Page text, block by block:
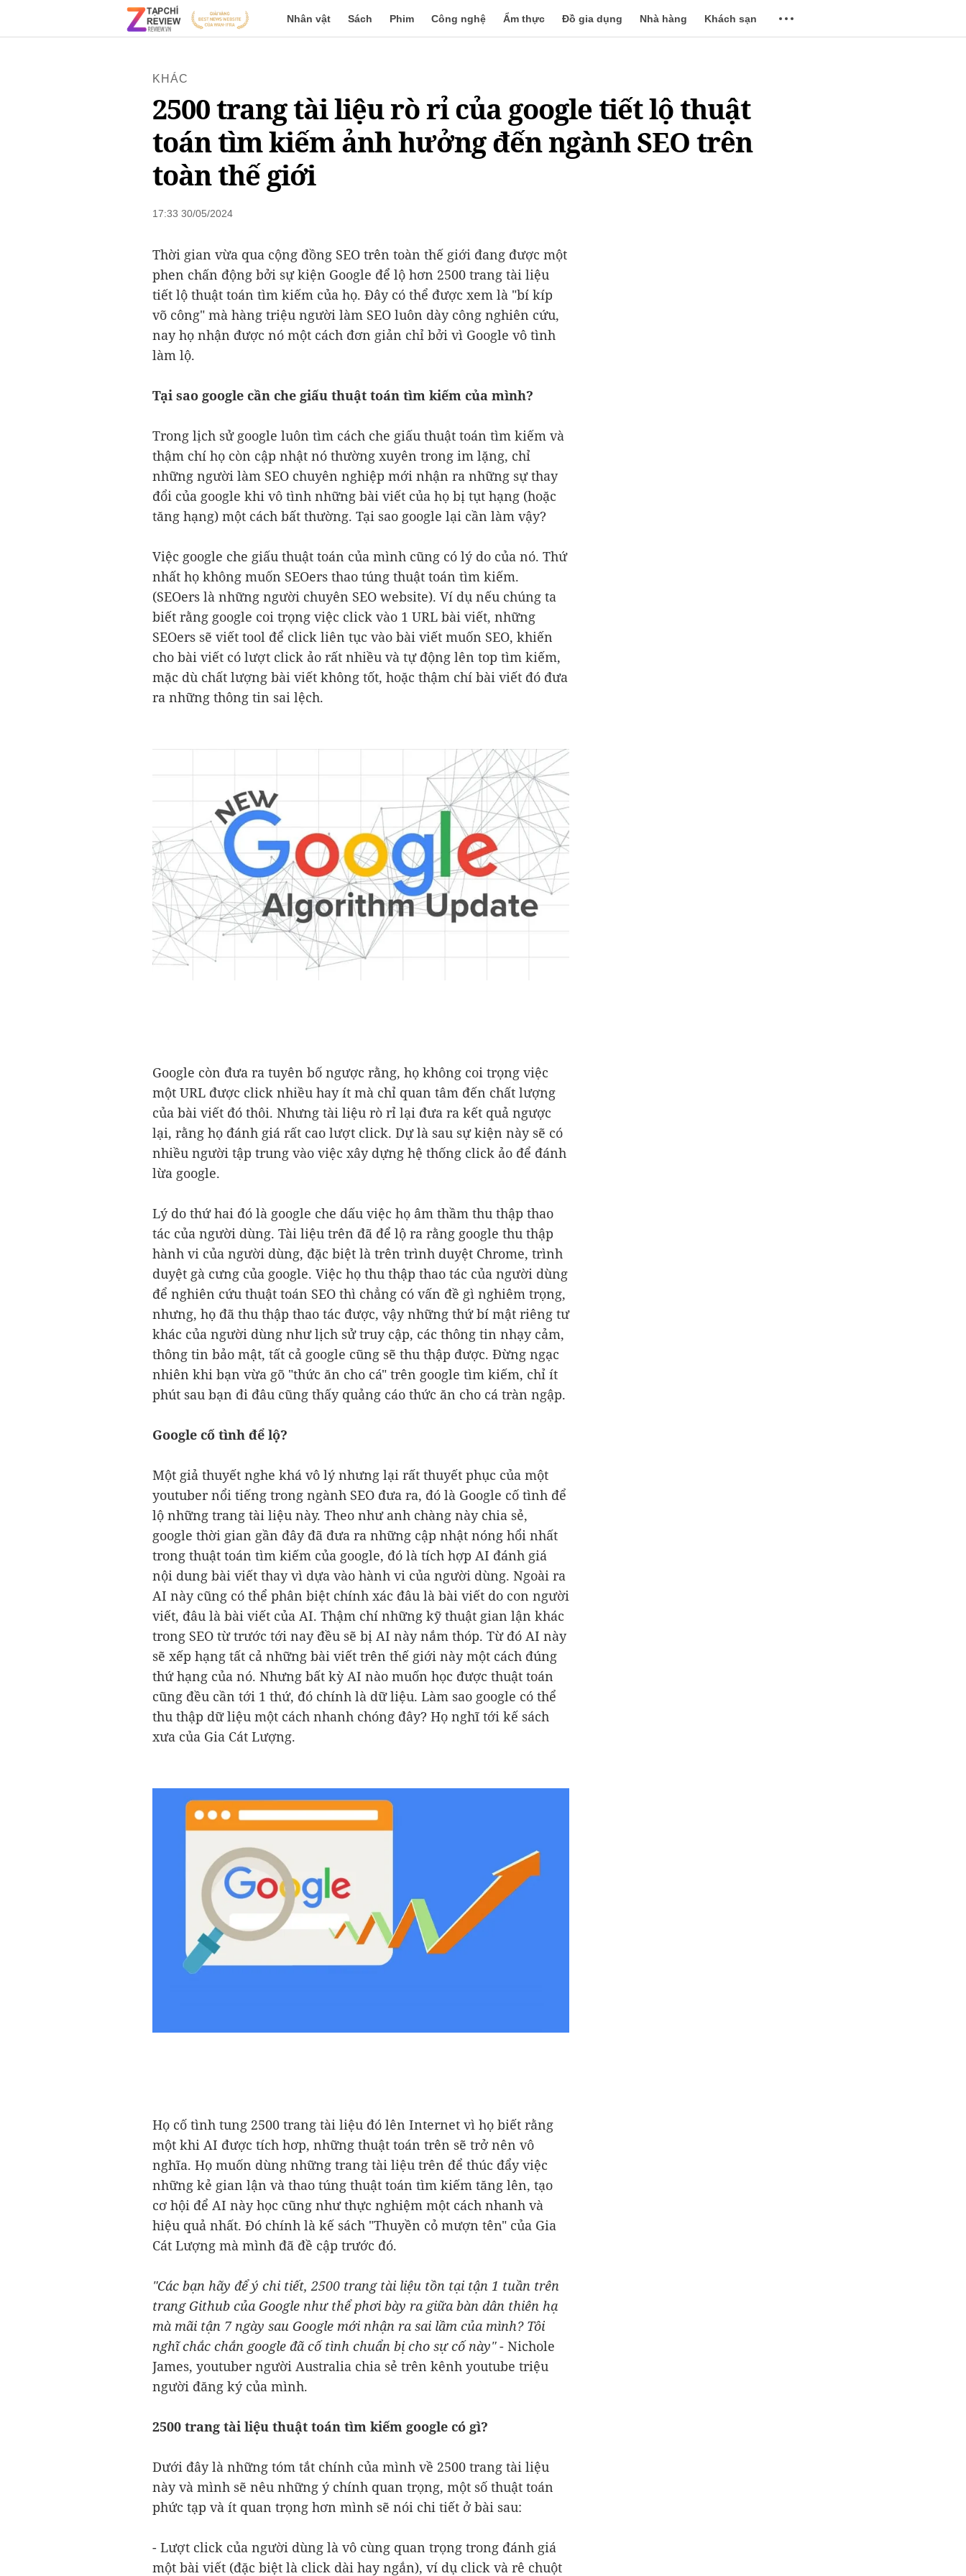
Nhân vật Sách Phim Công nghệ Ẩm thực Đồ gia dụng Nhà hàng Khách sạn
KHÁC
2500 trang tài liệu rò rỉ của google tiết lộ thuật
toán tìm kiếm ảnh hưởng đến ngành SEO trên
toàn thế giới
17:33 30/05/2024
Thời gian vừa qua cộng đồng SEO trên toàn thế giới đang được một
phen chấn động bởi sự kiện Google để lộ hơn 2500 trang tài liệu
tiết lộ thuật toán tìm kiếm của họ. Đây có thể được xem là "bí kíp
võ công" mà hàng triệu người làm SEO luôn dày công nghiên cứu,
nay họ nhận được nó một cách đơn giản chỉ bởi vì Google vô tình
làm lộ.
Tại sao google cần che giấu thuật toán tìm kiếm của mình?
Trong lịch sử google luôn tìm cách che giấu thuật toán tìm kiếm và
thậm chí họ còn cập nhật nó thường xuyên trong im lặng, chỉ
những người làm SEO chuyên nghiệp mới nhận ra những sự thay
đổi của google khi vô tình những bài viết của họ bị tụt hạng (hoặc
tăng hạng) một cách bất thường. Tại sao google lại cần làm vậy?
Việc google che giấu thuật toán của mình cũng có lý do của nó. Thứ
nhất họ không muốn SEOers thao túng thuật toán tìm kiếm.
(SEOers là những người chuyên SEO website). Ví dụ nếu chúng ta
biết rằng google coi trọng việc click vào 1 URL bài viết, những
SEOers sẽ viết tool để click liên tục vào bài viết muốn SEO, khiến
cho bài viết có lượt click ảo rất nhiều và tự động lên top tìm kiếm,
mặc dù chất lượng bài viết không tốt, hoặc thậm chí bài viết đó đưa
ra những thông tin sai lệch.
Google còn đưa ra tuyên bố ngược rằng, họ không coi trọng việc
một URL được click nhiều hay ít mà chỉ quan tâm đến chất lượng
của bài viết đó thôi. Nhưng tài liệu rò rỉ lại đưa ra kết quả ngược
lại, rằng họ đánh giá rất cao lượt click. Dự là sau sự kiện này sẽ có
nhiều người tập trung vào việc xây dựng hệ thống click ảo để đánh
lừa google.
Lý do thứ hai đó là google che dấu việc họ âm thầm thu thập thao
tác của người dùng. Tài liệu trên đã để lộ ra rằng google thu thập
hành vi của người dùng, đặc biệt là trên trình duyệt Chrome, trình
duyệt gà cưng của google. Việc họ thu thập thao tác của người dùng
để nghiên cứu thuật toán SEO thì chẳng có vấn đề gì nghiêm trọng,
nhưng, họ đã thu thập thao tác được, vậy những thứ bí mật riêng tư
khác của người dùng như lịch sử truy cập, các thông tin nhạy cảm,
thông tin bảo mật, tất cả google cũng sẽ thu thập được. Đừng ngạc
nhiên khi bạn vừa gõ "thức ăn cho cá" trên google tìm kiếm, chỉ ít
phút sau bạn đi đâu cũng thấy quảng cáo thức ăn cho cá tràn ngập.
Google cố tình để lộ?
Một giả thuyết nghe khá vô lý nhưng lại rất thuyết phục của một
youtuber nổi tiếng trong ngành SEO đưa ra, đó là Google cố tình để
lộ những trang tài liệu này. Theo như anh chàng này chia sẻ,
google thời gian gần đây đã đưa ra những cập nhật nóng hổi nhất
trong thuật toán tìm kiếm của google, đó là tích hợp AI đánh giá
nội dung bài viết thay vì dựa vào hành vi của người dùng. Ngoài ra
AI này cũng có thể phân biệt chính xác đâu là bài viết do con người
viết, đâu là bài viết của AI. Thậm chí những kỹ thuật gian lận khác
trong SEO từ trước tới nay đều sẽ bị AI này nắm thóp. Từ đó AI này
sẽ xếp hạng tất cả những bài viết trên thế giới này một cách đúng
thứ hạng của nó. Nhưng bất kỳ AI nào muốn học được thuật toán
cũng đều cần tới 1 thứ, đó chính là dữ liệu. Làm sao google có thể
thu thập dữ liệu một cách nhanh chóng đây? Họ nghĩ tới kế sách
xưa của Gia Cát Lượng.
Họ cố tình tung 2500 trang tài liệu đó lên Internet vì họ biết rằng
một khi AI được tích hơp, những thuật toán trên sẽ trở nên vô
nghĩa. Họ muốn dùng những trang tài liệu trên để thúc đẩy việc
những kẻ gian lận và thao túng thuật toán tìm kiếm tăng lên, tạo
cơ hội để AI này học cũng như thực nghiệm một cách nhanh và
hiệu quả nhất. Đó chính là kế sách "Thuyền cỏ mượn tên" của Gia
Cát Lượng mà mình đã đề cập trước đó.
"Các bạn hãy để ý chi tiết, 2500 trang tài liệu tồn tại tận 1 tuần trên
trang Github của Google như thể phơi bày ra giữa bàn dân thiên hạ
mà mãi tận 7 ngày sau Google mới nhận ra sai lầm của mình? Tôi
nghĩ chắc chắn google đã cố tình chuẩn bị cho sự cố này"- Nichole
James, youtuber người Australia chia sẻ trên kênh youtube triệu
người đăng ký của mình.
2500 trang tài liệu thuật toán tìm kiếm google có gì?
Dưới đây là những tóm tắt chính của mình về 2500 trang tài liệu
này và mình sẽ nêu những ý chính quan trọng, một số thuật toán
phức tạp và ít quan trọng hơn mình sẽ nói chi tiết ở bài sau:
- Lượt click của người dùng là vô cùng quan trọng trong đánh giá
một bài viết (đặc biệt là click dài hay ngắn), ví dụ click và rê chuột